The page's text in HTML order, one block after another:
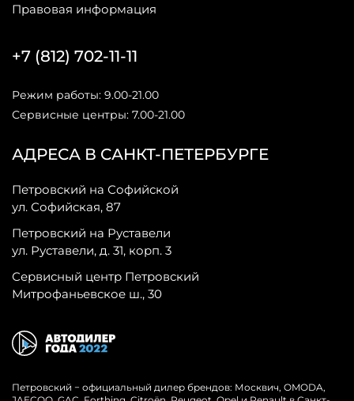
Правовая информация
АДРЕСА В САНКТ-ПЕТЕРБУРГЕ
Петровский на Софийской
ул. Софийская, 87
Петровский на Руставели
ул. Руставели, д. 31, корп. 3
Сервисный центр Петровский
Митрофаньевское ш., 30
+7 (812) 702-11-11
Режим работы: 9.00-21.00
Сервисные центры: 7.00-21.00
Петровский − официальный дилер брендов: Москвич, OMODA,